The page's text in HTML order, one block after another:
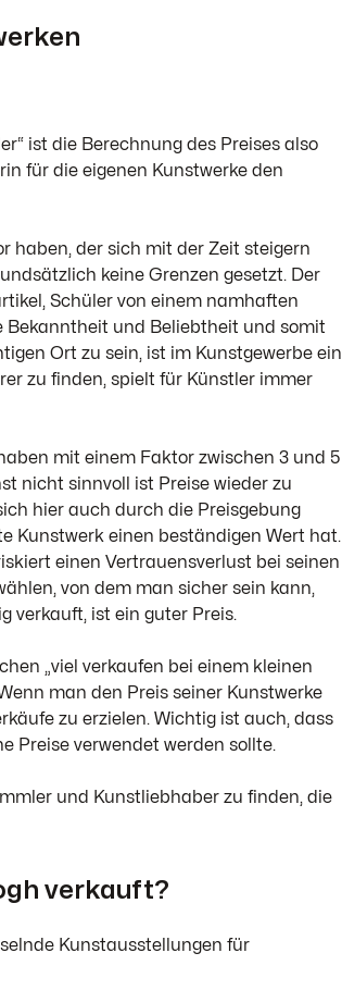
ist die Berechnung des Preises also
für die eigenen Kunstwerke den
haben, der sich mit der Zeit steigern
keine Grenzen gesetzt. Der
Schüler von einem namhaften
Bekanntheit und Beliebtheit und somit
Ort zu sein, ist im Kunstgewerbe ein
zu finden, spielt für Künstler immer
mit einem Faktor zwischen 3 und 5
nicht sinnvoll ist Preise wieder zu
hier auch durch die Preisgebung
Kunstwerk einen beständigen Wert hat.
einen Vertrauensverlust bei seinen
von dem man sicher sein kann,
verkauft, ist ein guter Preis.
„viel verkaufen bei einem kleinen
man den Preis seiner Kunstwerke
zu erzielen. Wichtig ist auch, dass
Preise verwendet werden sollte.
und Kunstliebhaber zu finden, die
verkauft?
Kunstausstellungen für